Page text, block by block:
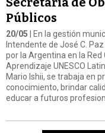
Públicos
20/05 | En la gestión
Intendente de José C.
por la Argentina en la Red
Aprendizaje UNESCO
Mario Ishii, se trabaja en
conocimiento, brindar
educar a futuros